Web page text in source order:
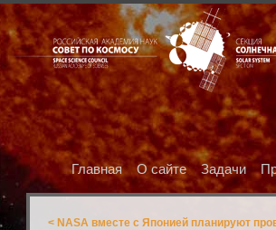
Главная О сайте Задачи
< NASA вместе с Японией планируют